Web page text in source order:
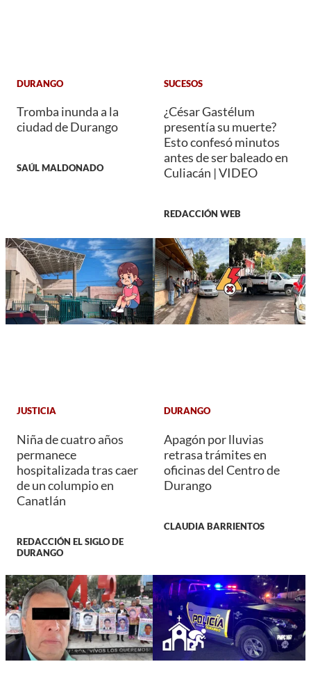
DURANGO
Tromba inunda a la
ciudad de Durango
SAÚL MALDONADO
SUCESOS
¿César Gastélum
presentía su muerte?
Esto confesó minutos
antes de ser baleado en
Culiacán | VIDEO
REDACCIÓN WEB
JUSTICIA
Niña de cuatro años
permanece
hospitalizada tras caer
de un columpio en
Canatlán
REDACCIÓN EL SIGLO DE
DURANGO
DURANGO
Apagón por lluvias
retrasa trámites en
oficinas del Centro de
Durango
CLAUDIA BARRIENTOS